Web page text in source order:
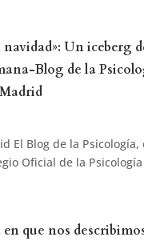
Un iceberg
Blog de la
El Blog de la
Oficial de la
que nos